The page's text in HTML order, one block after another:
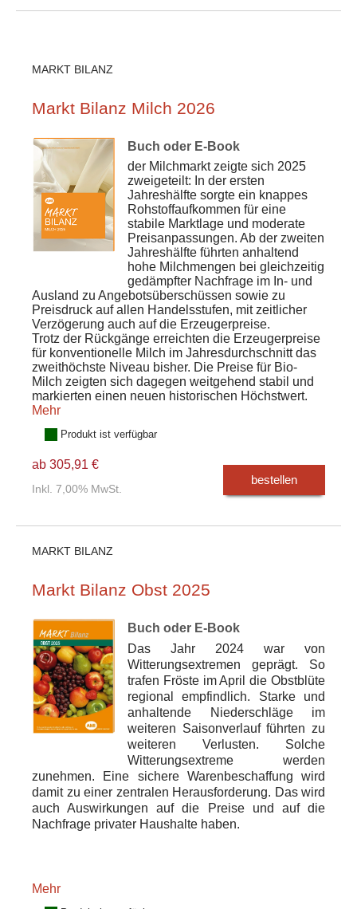
MARKT BILANZ
Markt Bilanz Milch 2026
Buch oder E-Book
der Milchmarkt zeigte sich 2025
zweigeteilt: In der ersten
Jahreshälfte sorgte ein knappes
Rohstoffaufkommen für eine
stabile Marktlage und moderate
Preisanpassungen. Ab der zweiten
Jahreshälfte führten anhaltend
hohe Milchmengen bei gleichzeitig
gedämpfter Nachfrage im In- und
Ausland zu Angebotsüberschüssen sowie zu
Preisdruck auf allen Handelsstufen, mit zeitlicher
Verzögerung auch auf die Erzeugerpreise.
Trotz der Rückgänge erreichten die Erzeugerpreise
für konventionelle Milch im Jahresdurchschnitt das
zweithöchste Niveau bisher. Die Preise für Bio-
Milch zeigten sich dagegen weitgehend stabil und
markierten einen neuen historischen Höchstwert.
Mehr
Produkt ist verfügbar
ab 305,91 €
Inkl. 7,00% MwSt.
bestellen
MARKT BILANZ
Markt Bilanz Obst 2025
Buch oder E-Book
Das Jahr 2024 war von
Witterungsextremen geprägt. So
trafen Fröste im April die Obstblüte
regional empfindlich. Starke und
anhaltende Niederschläge im
weiteren Saisonverlauf führten zu
weiteren Verlusten. Solche
Witterungsextreme werden
zunehmen. Eine sichere Warenbeschaffung wird
damit zu einer zentralen Herausforderung. Das wird
auch Auswirkungen auf die Preise und auf die
Nachfrage privater Haushalte haben.
Mehr